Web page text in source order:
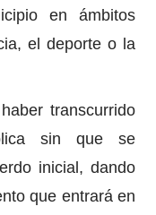
en ámbitos
el deporte o la
transcurrido
sin que se
inicial, dando
que entrará en